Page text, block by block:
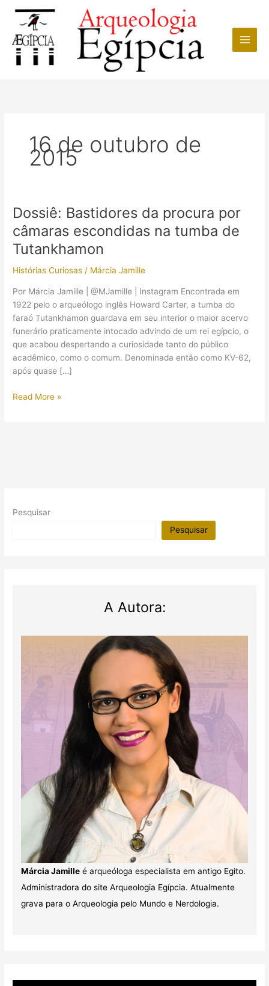
conteúdo
16 de outubro de
2015
Dossiê: Bastidores da procura por
câmaras escondidas na tumba de
Tutankhamon
Histórias Curiosas / Márcia Jamille
Por Márcia Jamille | @MJamille | Instagram Encontrada em
1922 pelo o arqueólogo inglês Howard Carter, a tumba do
faraó Tutankhamon guardava em seu interior o maior acervo
funerário praticamente intocado advindo de um rei egípcio, o
que acabou despertando a curiosidade tanto do público
acadêmico, como o comum. Denominada então como KV-62,
após quase […]
Dossiê:
de
Read More »
Pesquisar
Pesquisar
A Autora:
Márcia Jamilleé arqueóloga especialista em antigo Egito.
Administradora do site Arqueologia Egípcia. Atualmente
grava para o Arqueologia pelo Mundo e Nerdologia.